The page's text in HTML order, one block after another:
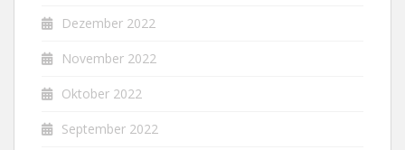
Dezember 2022
November 2022
Oktober 2022
September 2022